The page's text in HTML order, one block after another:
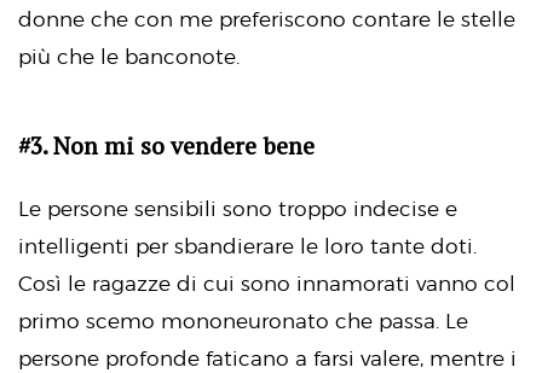
donne che con me preferiscono contare le stelle
più che le banconote.
#3. Non mi so vendere bene
Le persone sensibili sono troppo indecise e
intelligenti per sbandierare le loro tante doti.
Così le ragazze di cui sono innamorati vanno col
primo scemo mononeuronato che passa. Le
persone profonde faticano a farsi valere, mentre i